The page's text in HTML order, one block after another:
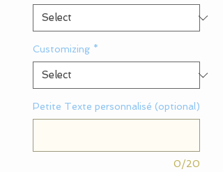
Customizing *
Petite Texte personnalisé (optional)
0/20